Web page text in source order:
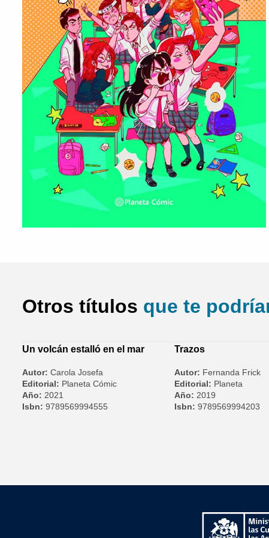
Otros títulos que te
Un volcán estalló en el mar
Autor: Carola Josefa
Editorial: Planeta Cómic
Año: 2021
Isbn: 9789569994555
Trazos
Autor: Fernanda Frick
Editorial: Planeta
Año: 2019
Isbn: 9789569994203